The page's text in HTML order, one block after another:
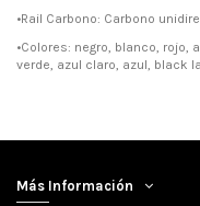
•Rail Carbono: Carbono
•Colores: negro, blanco, rojo,
verde, azul claro, azul, black
Más Información